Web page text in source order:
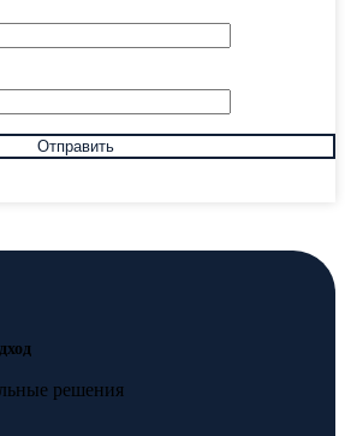
решения